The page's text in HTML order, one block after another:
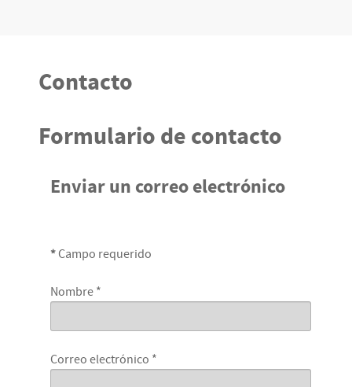
Contacto
Formulario de contacto
Enviar un correo electrónico
* Campo requerido
Nombre *
Correo electrónico *